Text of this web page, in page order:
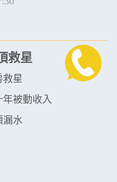
救星
救星
年被動收入
漏水